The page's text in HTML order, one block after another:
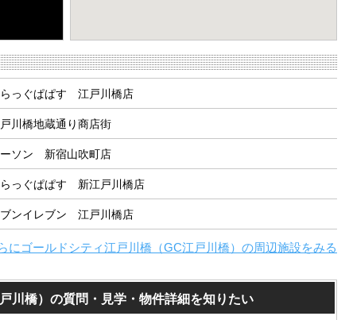
っぐぱぱす 江戸川橋店
川橋地蔵通り商店街
ソン 新宿山吹町店
っぐぱぱす 新江戸川橋店
ンイレブン 江戸川橋店
に ゴールドシティ江戸川橋（GC江戸川橋） の周辺施設をみる
川橋）の質問・見学・物件詳細を知りたい